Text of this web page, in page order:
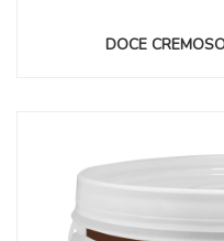
DOCE